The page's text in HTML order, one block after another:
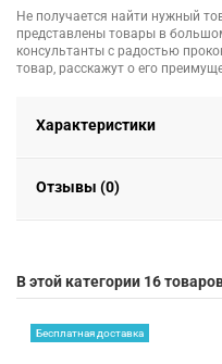
Не получается найти нужный
представлены товары в
консультанты с радостью
товар, расскажут о его
Характеристики
Отзывы (0)
В этой категории 16
Бесплатная доставка